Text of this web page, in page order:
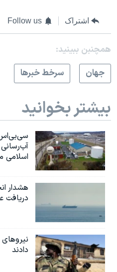
اشتراک Follow us
همچنبن ببینید:
جهان
سرخط خبرها
بیشتر بخوانید
اسلامی
هشدار
دریافت
دادند